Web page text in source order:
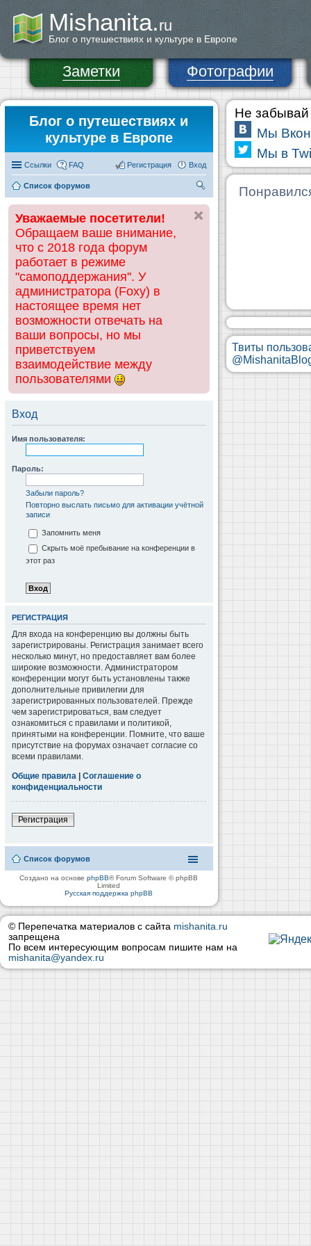
Mishanita.ru
Блог о путешествиях и культуре в Европе
Заметки Фотографии
Блог о путешествиях и
культуре в Европе
Ссылки FAQ Вход
Регистрация
Список форумов
ск
Уважаемые посетители!
Обращаем ваше внимание,
что с 2018 года форум
работает в режиме
"самоподдержания". У
администратора (Foxy) в
настоящее время нет
возможности отвечать на
ваши вопросы, но мы
приветствуем
взаимодействие между
пользователями
Вход
Имя пользователя:
Пароль:
Забыли пароль?
Повторно выслать письмо для активации учётной
записи
Запомнить меня
Скрыть моё пребывание на конференции в
этот раз
РЕГИСТРАЦИЯ
Для входа на конференцию вы должны быть
зарегистрированы. Регистрация занимает всего
несколько минут, но предоставляет вам более
широкие возможности. Администратором
конференции могут быть установлены также
дополнительные привилегии для
зарегистрированных пользователей. Прежде
чем зарегистрироваться, вам следует
ознакомиться с правилами и политикой,
принятыми на конференции. Помните, что ваше
присутствие на форумах означает согласие со
всеми правилами.
Общие правила | Соглашение о
конфиденциальности
Регистрация
Список форумов
Создано на основеphpBB® Forum Software © phpBB
Limited
Русская поддержка phpBB
Не забывай
Мы
Мы в
Твиты
© Перепечатка материалов с сайта mishanita.ru
запрещена
По всем интересующим вопросам пишите нам на
mishanita@yandex.ru